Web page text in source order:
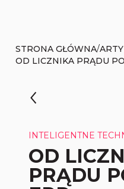
STRONA GŁÓWNA/
OD LICZNIKA PRĄDU
INTELIGENTNE
OD
PRĄDU